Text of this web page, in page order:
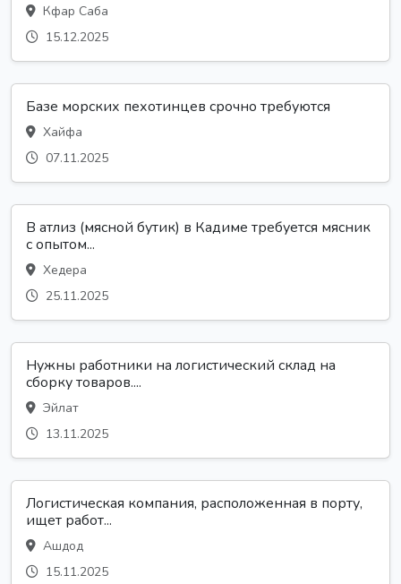
Кфар Саба
15.12.2025
Базе морских пехотинцев срочно требуются
Хайфа
07.11.2025
В атлиз (мясной бутик) в Кадиме требуется мясник
с опытом...
Хедера
25.11.2025
Нужны работники на логистический склад на
сборку товаров....
Эйлат
13.11.2025
Логистическая компания, расположенная в порту,
ищет работ...
Ашдод
15.11.2025